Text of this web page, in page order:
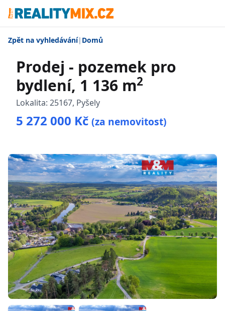
Zpět na vyhledávání| Domů
Prodej - pozemek pro
bydlení, 1 136 m2
Lokalita: 25167, Pyšely
5 272 000 Kč (za nemovitost)